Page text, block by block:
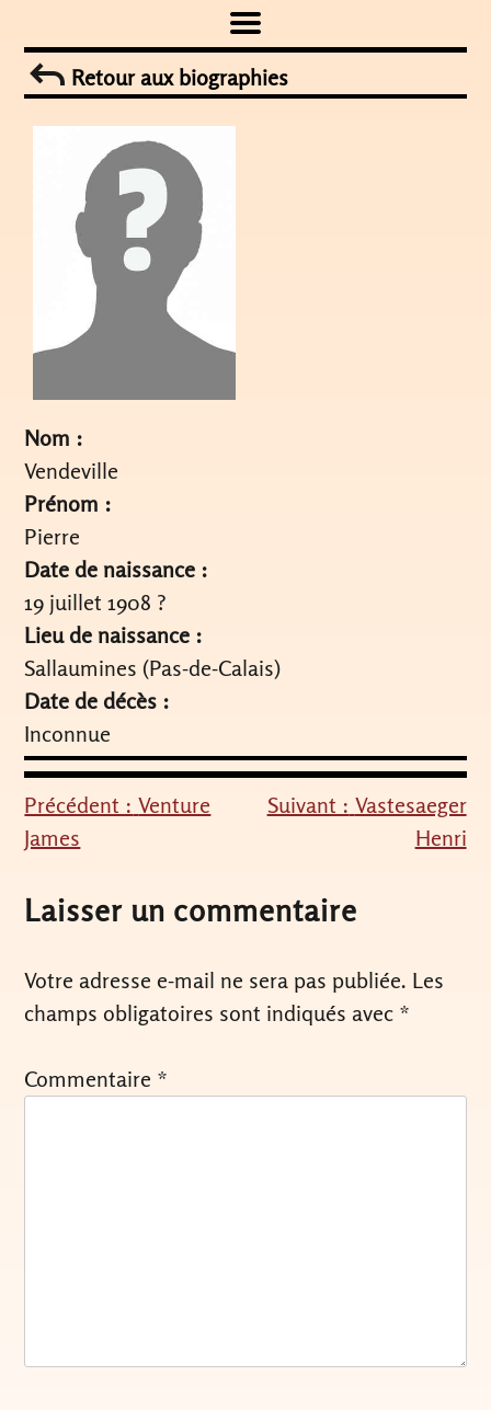
to
contentRetour aux biographies
Nom :
Vendeville
Prénom :
Pierre
Date de naissance :
19 juillet 1908 ?
Lieu de naissance :
Sallaumines (Pas-de-Calais)
Date de décès :
Inconnue
Navigation
de
l’article
Précédent : Venture
James
Suivant : Vastesaeger
Henri
Laisser un commentaire
Votre adresse e-mail ne sera pas publiée. Les
champs obligatoires sont indiqués avec *
Commentaire *